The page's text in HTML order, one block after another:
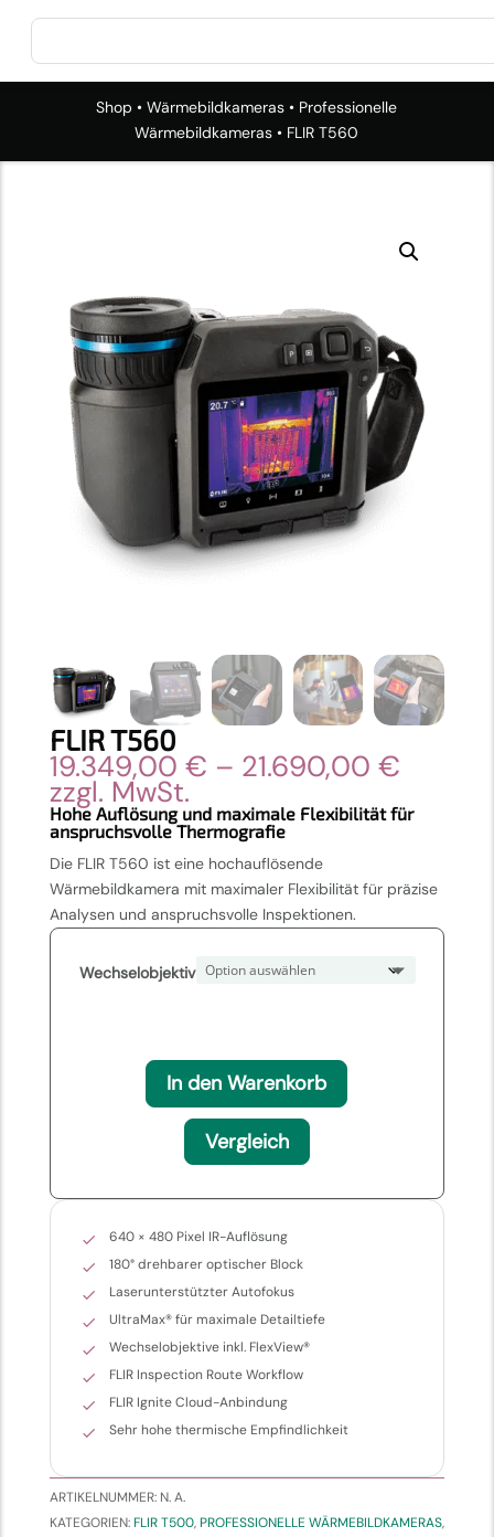
Shop •Wärmebildkameras • Professionelle
Wärmebildkameras • FLIR T560
FLIR T560
19.349,00 € – 21.690,00 €
bis
zzgl. MwSt.
Hohe Auflösung und maximale Flexibilität für
anspruchsvolle Thermografie
Die FLIR T560 ist eine hochauflösende
Wärmebildkamera mit maximaler Flexibilität für präzise
Analysen und anspruchsvolle Inspektionen.
Wechselobjektiv
In den Warenkorb
Vergleich
640 × 480 Pixel IR-Auflösung
180° drehbarer optischer Block
Laserunterstützter Autofokus
UltraMax® für maximale Detailtiefe
Wechselobjektive inkl. FlexView®
FLIR Inspection Route Workflow
FLIR Ignite Cloud-Anbindung
Sehr hohe thermische Empfindlichkeit
ARTIKELNUMMER: N. A.
KATEGORIEN:FLIR T500,PROFESSIONELLE WÄRMEBILDKAMERAS,